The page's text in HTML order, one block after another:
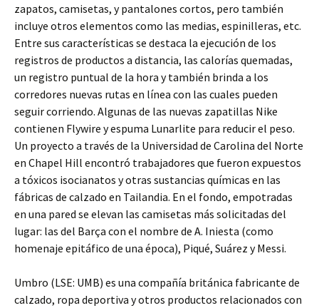
zapatos, camisetas, y pantalones cortos, pero también
incluye otros elementos como las medias, espinilleras, etc.
Entre sus características se destaca la ejecución de los
registros de productos a distancia, las calorías quemadas,
un registro puntual de la hora y también brinda a los
corredores nuevas rutas en línea con las cuales pueden
seguir corriendo. Algunas de las nuevas zapatillas Nike
contienen Flywire y espuma Lunarlite para reducir el peso.
Un proyecto a través de la Universidad de Carolina del Norte
en Chapel Hill encontró trabajadores que fueron expuestos
a tóxicos isocianatos y otras sustancias químicas en las
fábricas de calzado en Tailandia. En el fondo, empotradas
en una pared se elevan las camisetas más solicitadas del
lugar: las del Barça con el nombre de A. Iniesta (como
homenaje epitáfico de una época), Piqué, Suárez y Messi.
Umbro (LSE: UMB) es una compañía británica fabricante de
calzado, ropa deportiva y otros productos relacionados con